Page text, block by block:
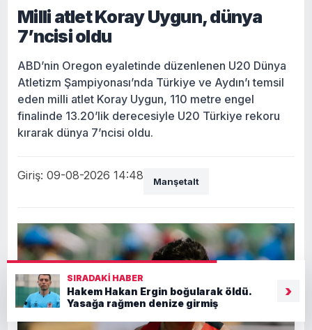
Milli atlet Koray Uygun, dünya
7’ncisi oldu
ABD’nin Oregon eyaletinde düzenlenen U20 Dünya
Atletizm Şampiyonası’nda Türkiye ve Aydın’ı temsil
eden milli atlet Koray Uygun, 110 metre engel
finalinde 13.20’lik derecesiyle U20 Türkiye rekoru
kırarak dünya 7’ncisi oldu.
Giriş: 09-08-2026 14:48 Manşetalt
SIRADAKI HABER
Hakem Hakan Ergin boğularak öldü.
Yasağa rağmen denize girmiş
›